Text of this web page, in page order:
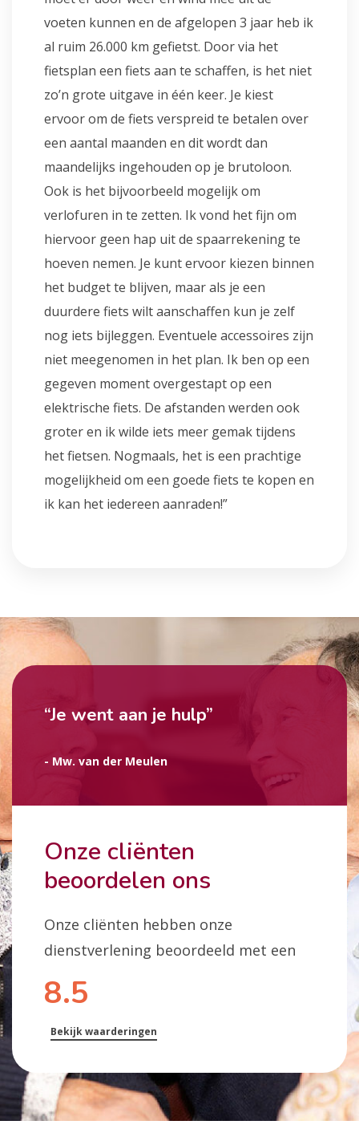
voeten kunnen en de afgelopen 3 jaar heb ik
al ruim 26.000 km gefietst. Door via het
fietsplan een fiets aan te schaffen, is het niet
zo’n grote uitgave in één keer. Je kiest
ervoor om de fiets verspreid te betalen over
een aantal maanden en dit wordt dan
maandelijks ingehouden op je brutoloon.
Ook is het bijvoorbeeld mogelijk om
verlofuren in te zetten. Ik vond het fijn om
hiervoor geen hap uit de spaarrekening te
hoeven nemen. Je kunt ervoor kiezen binnen
het budget te blijven, maar als je een
duurdere fiets wilt aanschaffen kun je zelf
nog iets bijleggen. Eventuele accessoires zijn
niet meegenomen in het plan. Ik ben op een
gegeven moment overgestapt op een
elektrische fiets. De afstanden werden ook
groter en ik wilde iets meer gemak tijdens
het fietsen. Nogmaals, het is een prachtige
mogelijkheid om een goede fiets te kopen en
ik kan het iedereen aanraden!”
Onze cliënten
beoordelen ons
Onze cliënten hebben onze
dienstverlening beoordeeld met een
8.5
Bekijk waarderingen
“Je went aan je hulp”
- Mw. van der Meulen